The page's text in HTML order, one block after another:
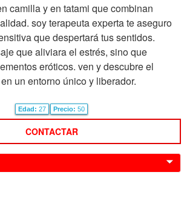
camilla y en tatami que combinan
soy terapeuta experta te aseguro
que despertará tus sentidos.
que aliviara el estrés, sino que
eróticos. ven y descubre el
un entorno único y liberador.
Edad: 27 Precio: 50
CONTACTAR
0